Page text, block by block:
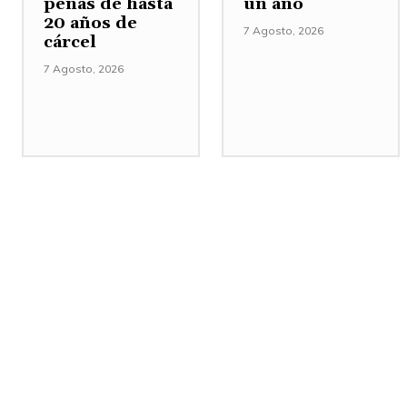
penas de hasta
20 años de
cárcel
7 Agosto, 2026
un año
7 Agosto, 2026